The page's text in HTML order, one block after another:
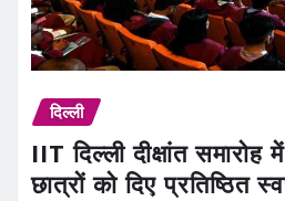
दिल्ली
IIT दिल्ली दीक्षांत समारोह
छात्रों को दिए प्रतिष्ठित